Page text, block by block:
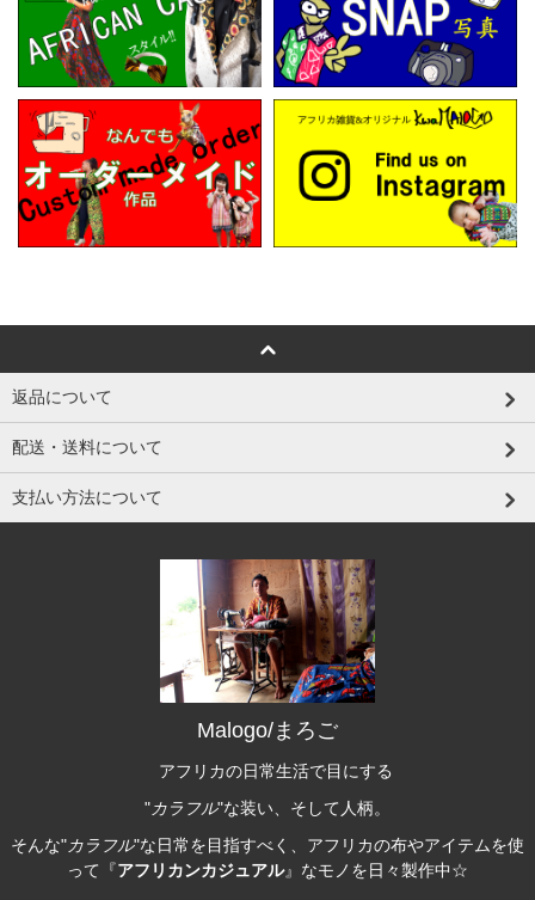
返品について
配送・送料について
支払い方法について
Malogo/まろご
アフリカの日常生活で目にする
"カラフル"な装い、そして人柄。
そんな"カラフル"な日常を目指すべく、アフリカの布やアイテムを使
って『アフリカンカジュアル』なモノを日々製作中☆